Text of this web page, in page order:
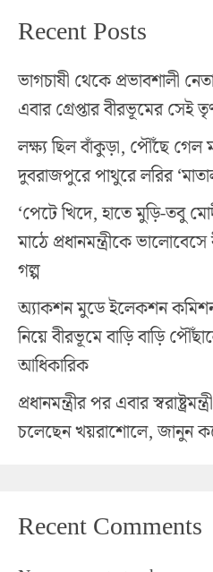
Recent Posts
ভাগচাষী থেকে প্রভাবশালী
এবার গ্রেপ্তার বীরভূমের সেই
লক্ষ্য ছিল বাঁকুড়া, পৌঁছে গেল
দুবরাজপুরে পাথুরে লরির
‘পেটে খিদে, হাতে মুড়ি-তবু
মাঠে প্রধানমন্ত্রীকে
গল্প
অ্যাকশন মুডে ইলেকশন
নিয়ে বীরভূমে বাড়ি বাড়ি
আধিকারিক
প্রধানমন্ত্রীর পর এবার
চলেছেন খয়রাশোলে, জানুন
Recent Comments